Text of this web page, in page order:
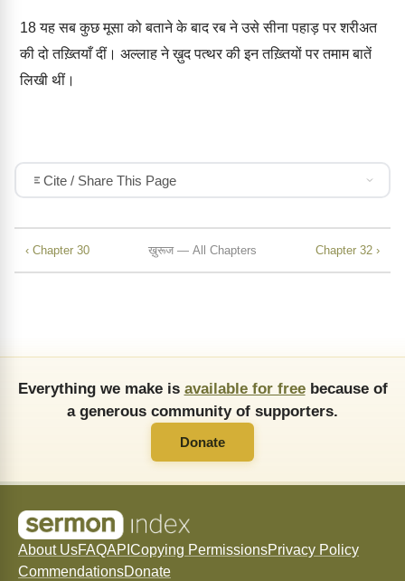
18यह सब कुछ मूसा को बताने के बाद रब ने उसे सीना पहाड़ पर शरीअत
की दो तख़्तियाँ दीं। अल्लाह ने ख़ुद पत्थर की इन तख़्तियों पर तमाम बातें
लिखी थीं।
Cite / Share This Page
‹ Chapter 30 ख़ुरूज — All Chapters Chapter 32 ›
Everything we make is available for freebecause of
a generous community of supporters.
Donate
About UsFAQAPI Copying PermissionsPrivacy Policy
CommendationsDonate